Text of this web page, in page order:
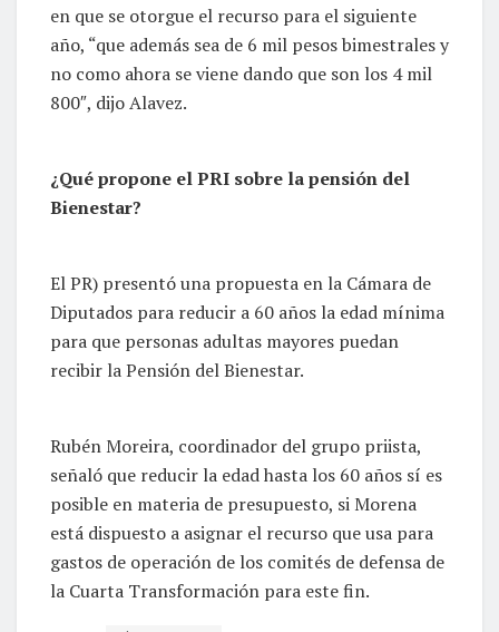
en que se otorgue el recurso para el siguiente
año, “que además sea de 6 mil pesos bimestrales y
no como ahora se viene dando que son los 4 mil
800″, dijo Alavez.
¿Qué propone el PRI sobre la pensión del
Bienestar?
El PR) presentó una propuesta en la Cámara de
Diputados para reducir a 60 años la edad mínima
para que personas adultas mayores puedan
recibir la Pensión del Bienestar.
Rubén Moreira, coordinador del grupo priista,
señaló que reducir la edad hasta los 60 años sí es
posible en materia de presupuesto, si Morena
está dispuesto a asignar el recurso que usa para
gastos de operación de los comités de defensa de
la Cuarta Transformación para este fin.